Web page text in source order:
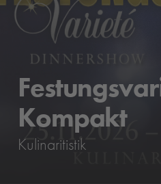
Kompakt
Kulinaritistik